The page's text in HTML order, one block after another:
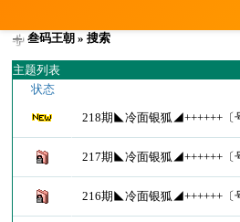
叁码王朝 » 搜索
主题列表
状态
218期◣冷面银狐◢++++++〔
217期◣冷面银狐◢++++++〔
216期◣冷面银狐◢++++++〔